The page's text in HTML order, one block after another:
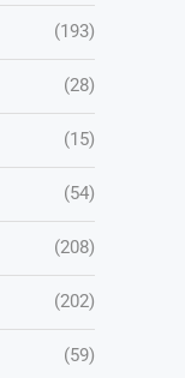
(193)
(28)
(15)
(54)
(208)
(202)
(59)